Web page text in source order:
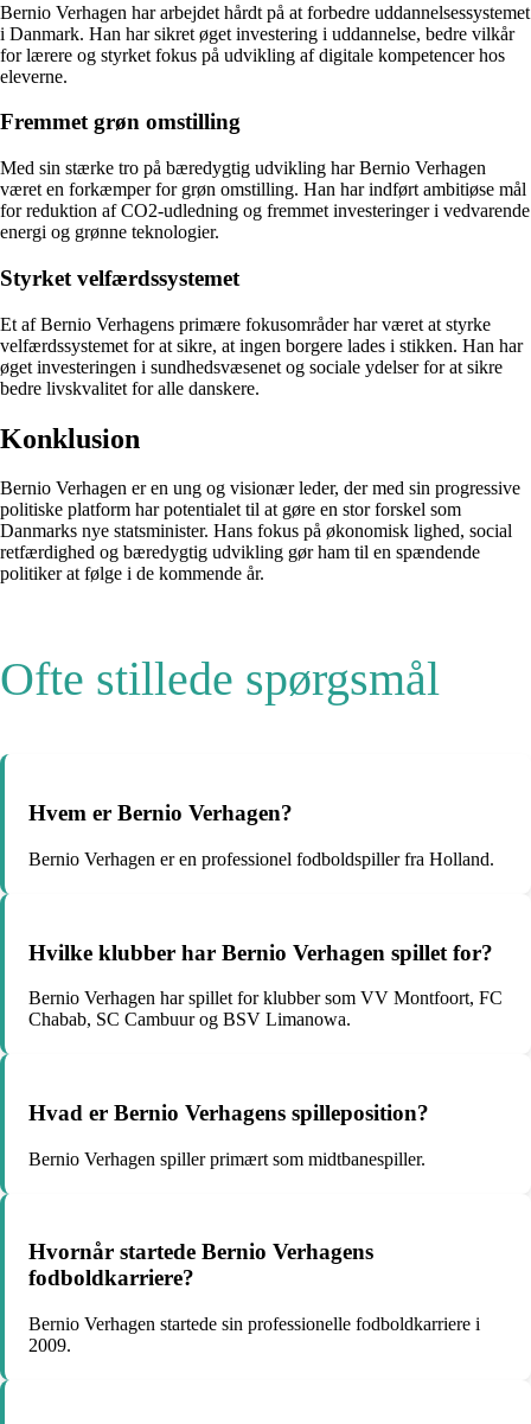
Bernio Verhagen har arbejdet hårdt på at forbedre uddannelsessystemet
i Danmark. Han har sikret øget investering i uddannelse, bedre vilkår
for lærere og styrket fokus på udvikling af digitale kompetencer hos
eleverne.
Fremmet grøn omstilling
Med sin stærke tro på bæredygtig udvikling har Bernio Verhagen
været en forkæmper for grøn omstilling. Han har indført ambitiøse mål
for reduktion af CO2-udledning og fremmet investeringer i vedvarende
energi og grønne teknologier.
Styrket velfærdssystemet
Et af Bernio Verhagens primære fokusområder har været at styrke
velfærdssystemet for at sikre, at ingen borgere lades i stikken. Han har
øget investeringen i sundhedsvæsenet og sociale ydelser for at sikre
bedre livskvalitet for alle danskere.
Konklusion
Bernio Verhagen er en ung og visionær leder, der med sin progressive
politiske platform har potentialet til at gøre en stor forskel som
Danmarks nye statsminister. Hans fokus på økonomisk lighed, social
retfærdighed og bæredygtig udvikling gør ham til en spændende
politiker at følge i de kommende år.
Ofte stillede spørgsmål
Hvem er Bernio Verhagen?
Bernio Verhagen er en professionel fodboldspiller fra Holland.
Hvilke klubber har Bernio Verhagen spillet for?
Bernio Verhagen har spillet for klubber som VV Montfoort, FC
Chabab, SC Cambuur og BSV Limanowa.
Hvad er Bernio Verhagens spilleposition?
Bernio Verhagen spiller primært som midtbanespiller.
Hvornår startede Bernio Verhagens
fodboldkarriere?
Bernio Verhagen startede sin professionelle fodboldkarriere i
2009.